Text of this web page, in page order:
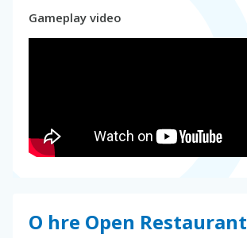
Gameplay video
O hre Open Restaurant